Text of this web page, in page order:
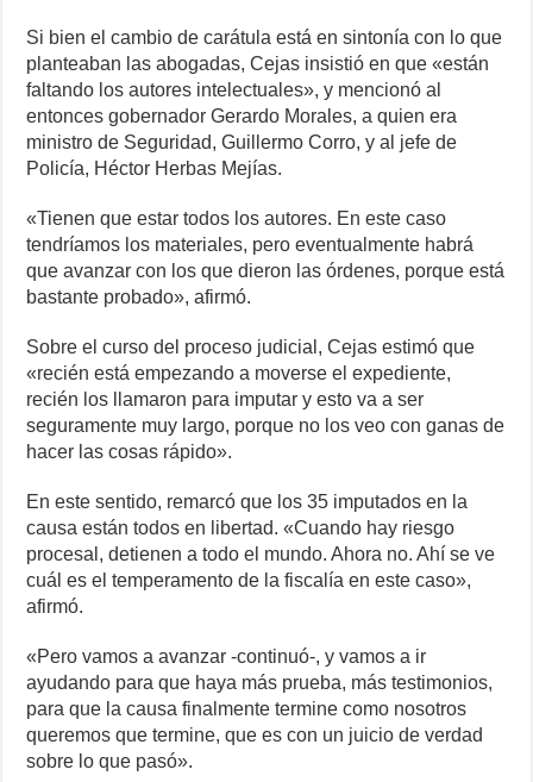
Si bien el cambio de carátula está en sintonía con lo que
planteaban las abogadas, Cejas insistió en que «están
faltando los autores intelectuales», y mencionó al
entonces gobernador Gerardo Morales, a quien era
ministro de Seguridad, Guillermo Corro, y al jefe de
Policía, Héctor Herbas Mejías.
«Tienen que estar todos los autores. En este caso
tendríamos los materiales, pero eventualmente habrá
que avanzar con los que dieron las órdenes, porque está
bastante probado», afirmó.
Sobre el curso del proceso judicial, Cejas estimó que
«recién está empezando a moverse el expediente,
recién los llamaron para imputar y esto va a ser
seguramente muy largo, porque no los veo con ganas de
hacer las cosas rápido».
En este sentido, remarcó que los 35 imputados en la
causa están todos en libertad. «Cuando hay riesgo
procesal, detienen a todo el mundo. Ahora no. Ahí se ve
cuál es el temperamento de la fiscalía en este caso»,
afirmó.
«Pero vamos a avanzar -continuó-, y vamos a ir
ayudando para que haya más prueba, más testimonios,
para que la causa finalmente termine como nosotros
queremos que termine, que es con un juicio de verdad
sobre lo que pasó».